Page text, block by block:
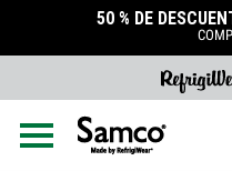
EN LA LIQUIDACIÓN